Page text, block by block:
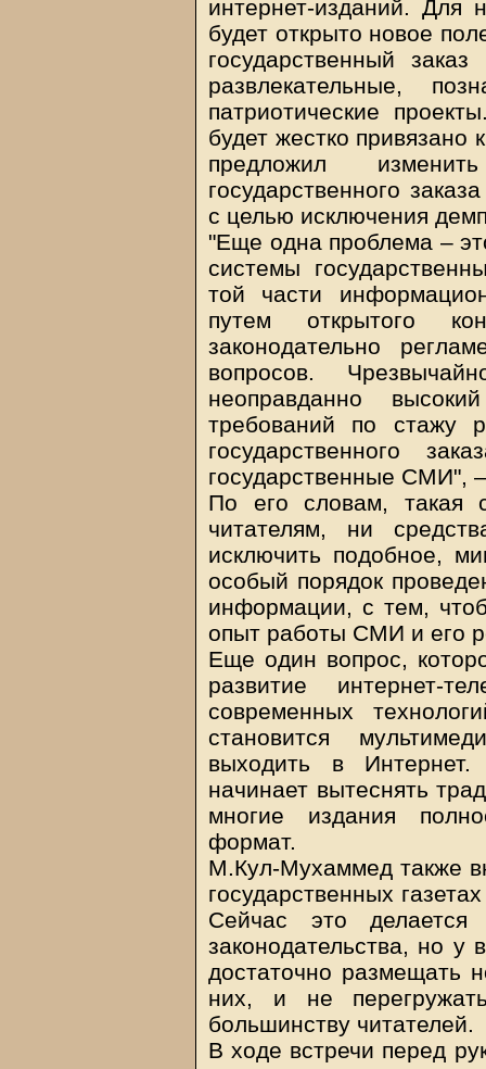
интернет-изданий. Для
будет открыто новое
государственный
развлекательные,
патриотические
будет жестко
предложил
государственного
с целью исключения
"Еще одна проблема –
системы
той части
путем открытого
законодательно
вопросов.
неоправданно
требований по стажу
государственного
государственные СМИ",
По его словам, такая
читателям, ни
исключить подобное,
особый порядок
информации, с тем,
опыт работы СМИ и его
Еще один вопрос,
развитие интернет-
современных
становится
выходить в
начинает вытеснять
многие издания
формат.
М.Кул-Мухаммед также
государственных
Сейчас это делается
законодательства, но у
достаточно размещать
них, и не
большинству читателей.
В ходе встречи перед